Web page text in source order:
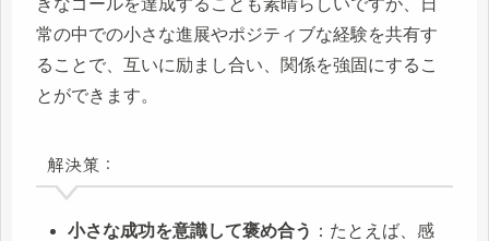
常の中での小さな進展やポジティブな経験を共有す
ることで、互いに励まし合い、関係を強固にするこ
とができます。
解決策：
小さな成功を意識して褒め合う ：たとえば、感